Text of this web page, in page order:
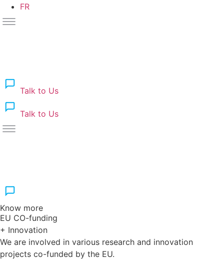
FR
Talk to Us
Talk to Us
Know more
EU CO-funding
+ Innovation
We are involved in various research and innovation
projects co-funded by the EU.